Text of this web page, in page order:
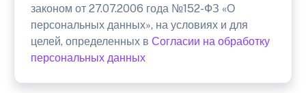
законом от 27.07.2006 года №152-ФЗ «О
персональных данных», на условиях и для
целей, определенных в Согласии на обработку
персональных данных